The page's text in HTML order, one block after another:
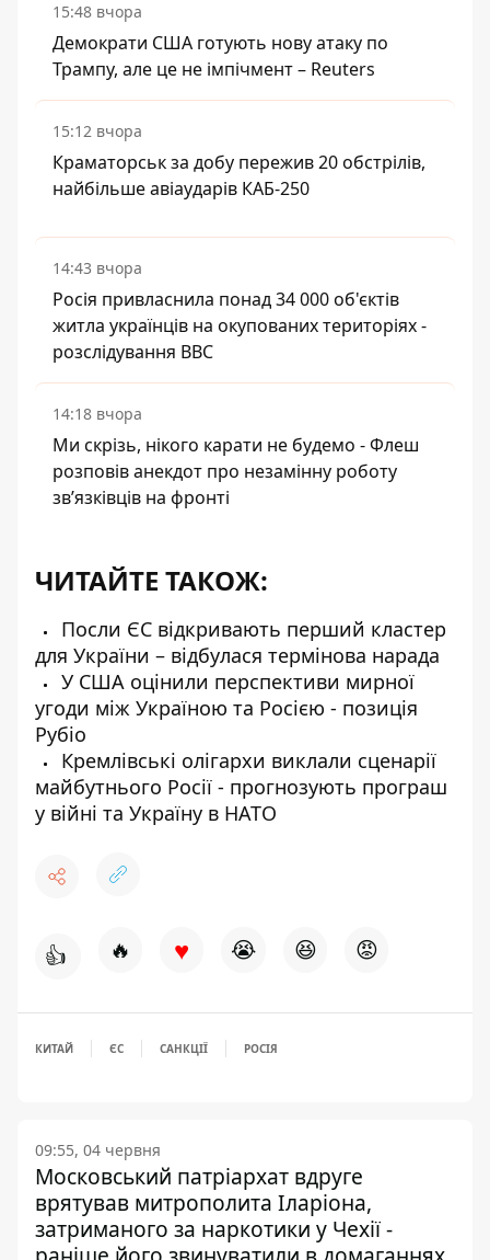
15:48 вчора
Демократи США готують нову атаку по
Трампу, але це не імпічмент – Reuters
15:12 вчора
Краматорськ за добу пережив 20 обстрілів,
найбільше авіаударів КАБ-250
14:43 вчора
Росія привласнила понад 34 000 об'єктів
житла українців на окупованих територіях -
розслідування BBC
14:18 вчора
Ми скрізь, нікого карати не будемо - Флеш
розповів анекдот про незамінну роботу
зв’язківців на фронті
ЧИТАЙТЕ ТАКОЖ:
Посли ЄС відкривають перший кластер
для України – відбулася термінова нарада
У США оцінили перспективи мирної
угоди між Україною та Росією - позиція
Рубіо
Кремлівські олігархи виклали сценарії
майбутнього Росії - прогнозують програш
у війні та Україну в НАТО
👍 🔥 ♥ 😭 😆 😡
КИТАЙ ЄС САНКЦІЇ РОСІЯ
09:55, 04 червня
Московський патріархат вдруге
врятував митрополита Іларіона,
затриманого за наркотики у Чехії -